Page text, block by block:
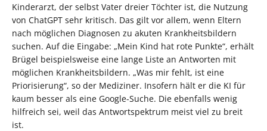
Kinderarzt, der selbst Vater dreier Töchter ist, die Nutzung
von ChatGPT sehr kritisch. Das gilt vor allem, wenn Eltern
nach möglichen Diagnosen zu akuten Krankheitsbildern
suchen. Auf die Eingabe: „Mein Kind hat rote Punkte“, erhält
Brügel beispielsweise eine lange Liste an Antworten mit
möglichen Krankheitsbildern. „Was mir fehlt, ist eine
Priorisierung“, so der Mediziner. Insofern hält er die KI für
kaum besser als eine Google-Suche. Die ebenfalls wenig
hilfreich sei, weil das Antwortspektrum meist viel zu breit
ist.